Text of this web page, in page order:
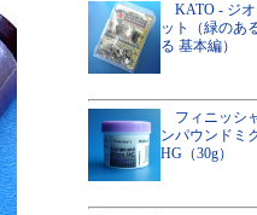
KATO - ジ
ット（緑のあ
る 基本編）
フィニッシ
ンパウンドミ
HG（30g）